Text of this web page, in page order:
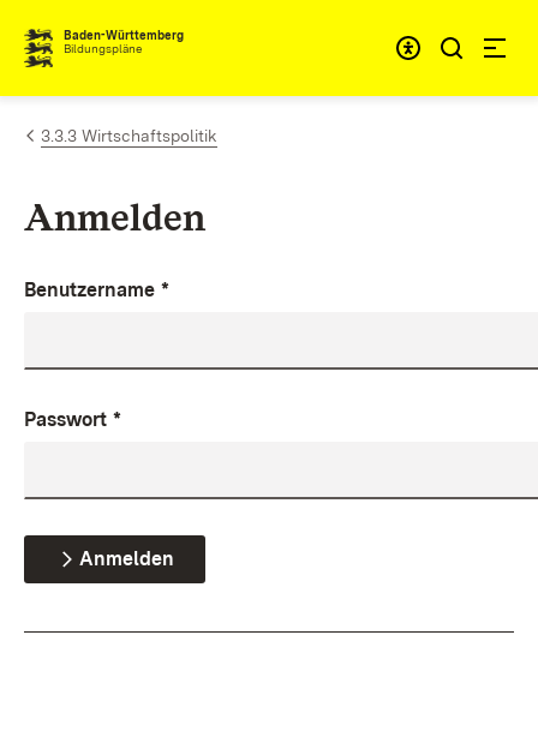
Zum Inhalt springen
Baden-Württemberg
Bildungspläne
3.3.3 Wirtschaftspolitik
Anmelden
Benutzername *
Passwort *
Anmelden